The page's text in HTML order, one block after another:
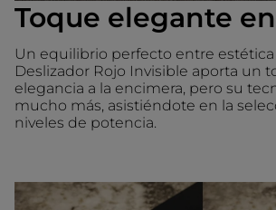
Toque elegante
Un equilibrio perfecto entre estética
Deslizador Rojo Invisible aporta un
elegancia a la encimera, pero su
mucho más, asistiéndote en la
niveles de potencia.